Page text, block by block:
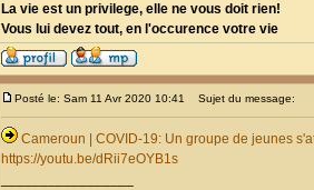
La vie est un privilege, elle ne vous doit rien!
Vous lui devez tout, en l'occurence votre vie
Posté le: Sam 11 Avr 2020 10:41 Sujet du message:
Cameroun | COVID-19: Un groupe de jeunes
https://youtu.be/dRii7eOYB1s